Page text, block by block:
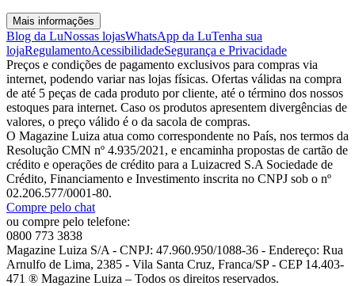
Mais informações
Blog da LuNossas lojasWhatsApp da LuTenha sua
lojaRegulamentoAcessibilidadeSegurança e Privacidade
Preços e condições de pagamento exclusivos para compras via
internet, podendo variar nas lojas físicas. Ofertas válidas na compra
de até 5 peças de cada produto por cliente, até o término dos nossos
estoques para internet. Caso os produtos apresentem divergências de
valores, o preço válido é o da sacola de compras.
O Magazine Luiza atua como correspondente no País, nos termos da
Resolução CMN nº 4.935/2021, e encaminha propostas de cartão de
crédito e operações de crédito para a Luizacred S.A Sociedade de
Crédito, Financiamento e Investimento inscrita no CNPJ sob o nº
02.206.577/0001-80.
Compre pelo chat
ou compre pelo telefone:
0800 773 3838
Magazine Luiza S/A - CNPJ: 47.960.950/1088-36 - Endereço: Rua
Arnulfo de Lima, 2385 - Vila Santa Cruz, Franca/SP - CEP 14.403-
471 ® Magazine Luiza – Todos os direitos reservados.